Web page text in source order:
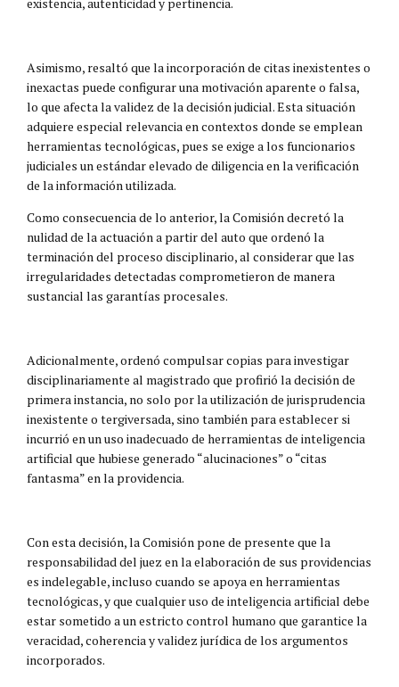
Asimismo, resaltó que la incorporación de citas inexistentes o
inexactas puede configurar una motivación aparente o falsa,
lo que afecta la validez de la decisión judicial. Esta situación
adquiere especial relevancia en contextos donde se emplean
herramientas tecnológicas, pues se exige a los funcionarios
judiciales un estándar elevado de diligencia en la verificación
de la información utilizada.
Como consecuencia de lo anterior, la Comisión decretó la
nulidad de la actuación a partir del auto que ordenó la
terminación del proceso disciplinario, al considerar que las
irregularidades detectadas comprometieron de manera
sustancial las garantías procesales.
Adicionalmente, ordenó compulsar copias para investigar
disciplinariamente al magistrado que profirió la decisión de
primera instancia, no solo por la utilización de jurisprudencia
inexistente o tergiversada, sino también para establecer si
incurrió en un uso inadecuado de herramientas de inteligencia
artificial que hubiese generado “alucinaciones” o “citas
fantasma” en la providencia.
Con esta decisión, la Comisión pone de presente que la
responsabilidad del juez en la elaboración de sus providencias
es indelegable, incluso cuando se apoya en herramientas
tecnológicas, y que cualquier uso de inteligencia artificial debe
estar sometido a un estricto control humano que garantice la
veracidad, coherencia y validez jurídica de los argumentos
incorporados.